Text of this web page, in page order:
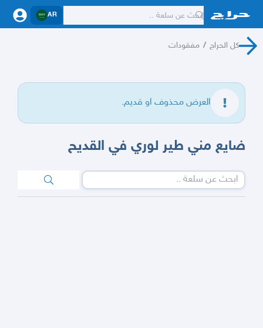
AR
كل الحراج / مفقودات
العرض محذوف او قديم.
ضايع مني طير لوري في القديح